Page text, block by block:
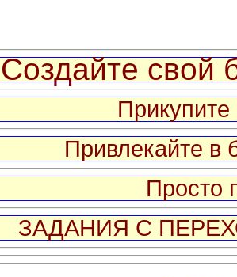
Создайте свой
Привлекайте в
Просто
ЗАДАНИЯ С